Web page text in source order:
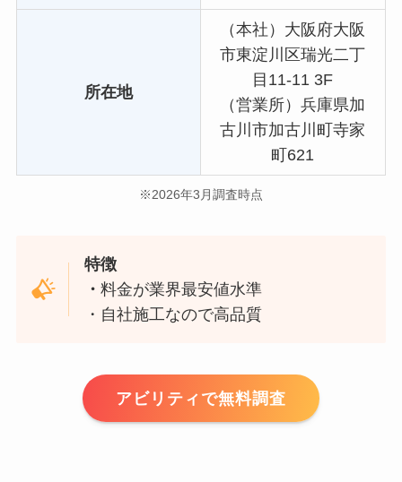
所在地
（本社）大阪府大阪
市東淀川区瑞光二丁
目11-11 3F
（営業所）兵庫県加
古川市加古川町寺家
町621
※2026年3月調査時点
特徴
・料金が業界最安値水準
・自社施工なので高品質
アビリティで無料調査